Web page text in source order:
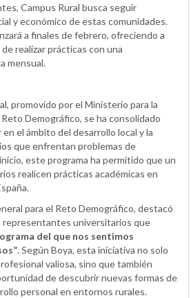
Campus Rural busca seguir
y económico de estas comunidades.
a finales de febrero, ofreciendo a
realizar prácticas con una
mensual.
promovido por el Ministerio para la
Demográfico, se ha consolidado
el ámbito del desarrollo local y la
que enfrentan problemas de
este programa ha permitido que un
realicen prácticas académicas en
para el Reto Demográfico, destacó
representantes universitarios que
del que nos sentimos
. Según Boya, esta iniciativa no solo
valiosa, sino que también
de descubrir nuevas formas de
personal en entornos rurales.